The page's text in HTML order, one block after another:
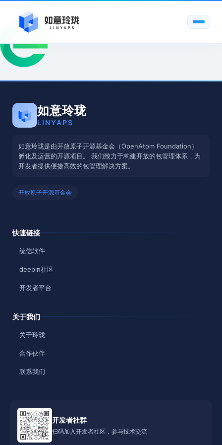
如意玲珑
LINYAPS
如意玲珑是由开放原子开源基金会（OpenAtom Foundation）
孵化及运营的开源项目。 我们致力于构建开放的包管理体系，为
开发者提供便捷高效的包管理解决方案。
开放原子开源基金会
快速链接
统信软件
deepin社区
开发者平台
关于我们
关于玲珑
合作伙伴
联系我们
开发者社群
扫码加入开发者社区，参与技术交流